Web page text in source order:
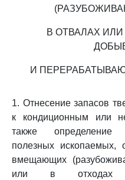
В ОТВАЛАХ
И
1. Отнесение запасов
к кондиционным или
также определение
полезных ископаемых,
вмещающих
или в отходах